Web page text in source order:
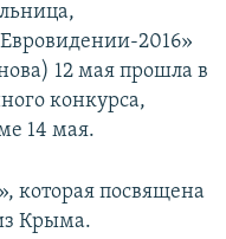
2016»
12 мая прошла в
конкурса,
14 мая.
которая посвящена
Крыма.